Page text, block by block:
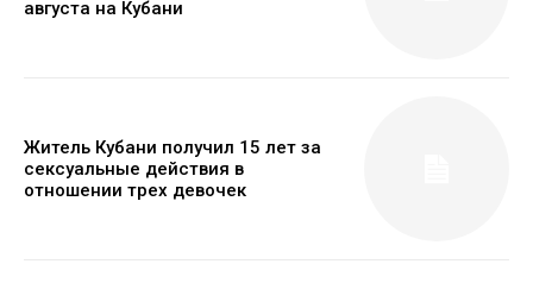
августа на Кубани
Житель Кубани получил 15 лет за
сексуальные действия в
отношении трех девочек